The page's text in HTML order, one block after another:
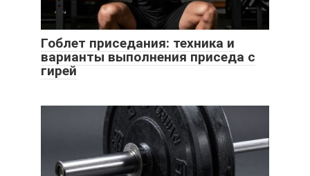
Гоблет приседания: техника и
варианты выполнения приседа с
гирей